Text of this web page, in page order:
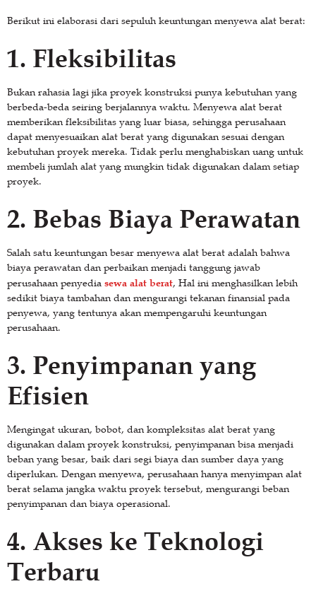
Berikut ini elaborasi dari sepuluh keuntungan menyewa alat berat:
1. Fleksibilitas
Bukan rahasia lagi jika proyek konstruksi punya kebutuhan yang
berbeda-beda seiring berjalannya waktu. Menyewa alat berat
memberikan fleksibilitas yang luar biasa, sehingga perusahaan
dapat menyesuaikan alat berat yang digunakan sesuai dengan
kebutuhan proyek mereka. Tidak perlu menghabiskan uang untuk
membeli jumlah alat yang mungkin tidak digunakan dalam setiap
proyek.
2. Bebas Biaya Perawatan
Salah satu keuntungan besar menyewa alat berat adalah bahwa
biaya perawatan dan perbaikan menjadi tanggung jawab
perusahaan penyedia sewa alat berat, Hal ini menghasilkan lebih
sedikit biaya tambahan dan mengurangi tekanan finansial pada
penyewa, yang tentunya akan mempengaruhi keuntungan
perusahaan.
3. Penyimpanan yang
Efisien
Mengingat ukuran, bobot, dan kompleksitas alat berat yang
digunakan dalam proyek konstruksi, penyimpanan bisa menjadi
beban yang besar, baik dari segi biaya dan sumber daya yang
diperlukan. Dengan menyewa, perusahaan hanya menyimpan alat
berat selama jangka waktu proyek tersebut, mengurangi beban
penyimpanan dan biaya operasional.
4. Akses ke Teknologi
Terbaru